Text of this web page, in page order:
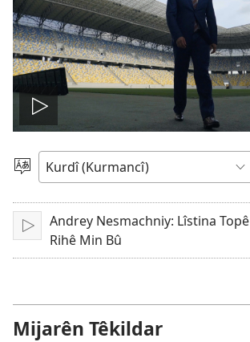
Play
video
Zimanekî
Hilbijêre
Lêde
Andrey Nesmachniy: Lîstina Topê
Rihê Min Bû
Mijarên Têkildar